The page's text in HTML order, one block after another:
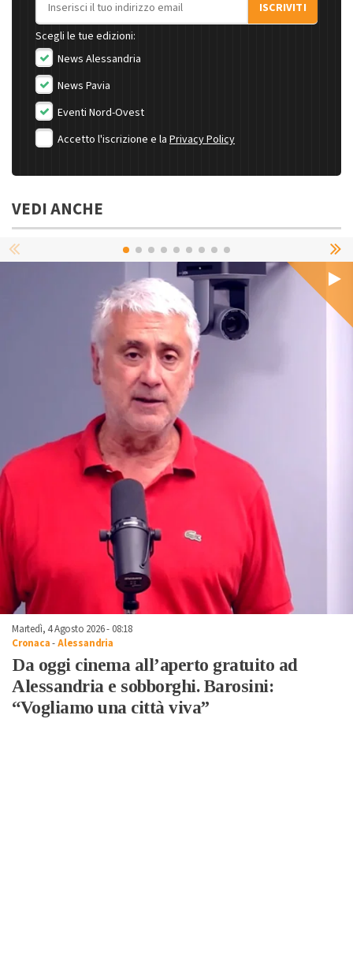
ISCRIVITI
Scegli le tue edizioni:
News Alessandria
News Pavia
Eventi Nord-Ovest
Accetto l'iscrizione e la Privacy Policy
VEDI ANCHE
Martedì, 4 Agosto 2026 - 08:18
Cronaca-Alessandria
Da oggi cinema all’aperto gratuito ad
Alessandria e sobborghi. Barosini:
“Vogliamo una città viva”